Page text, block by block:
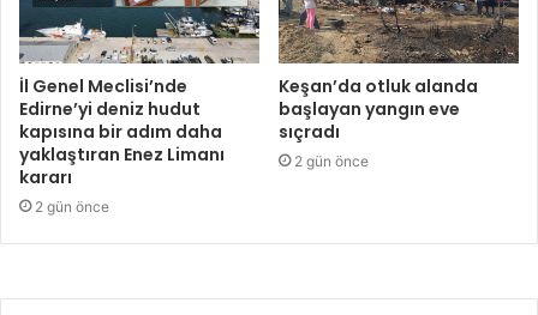
İl Genel Meclisi’nde
Edirne’yi deniz hudut
kapısına bir adım daha
yaklaştıran Enez Limanı
kararı
2 gün önce
Keşan’da otluk alanda
başlayan yangın eve
sıçradı
2 gün önce